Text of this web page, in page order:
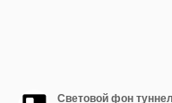
Световой фон